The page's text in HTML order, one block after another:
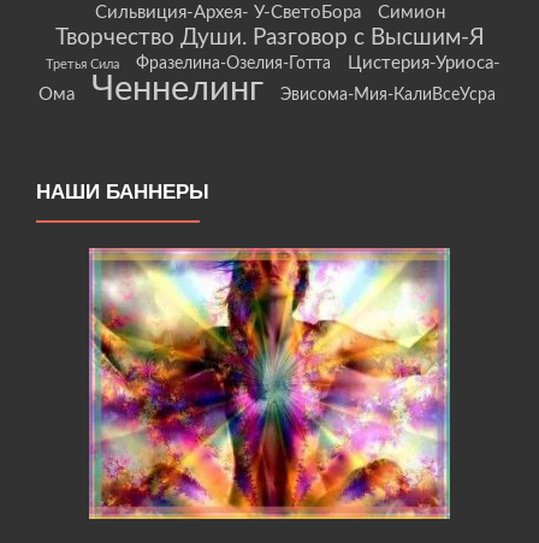
Сильвиция-Архея- У-СветоБора Симион
Творчество Души. Разговор с Высшим-Я
Третья Сила Фразелина-Озелия-Готта
Цистерия-Уриоса-
Ома
Ченнелинг Эвисома-Мия-КалиВсеУсра
НАШИ БАННЕРЫ